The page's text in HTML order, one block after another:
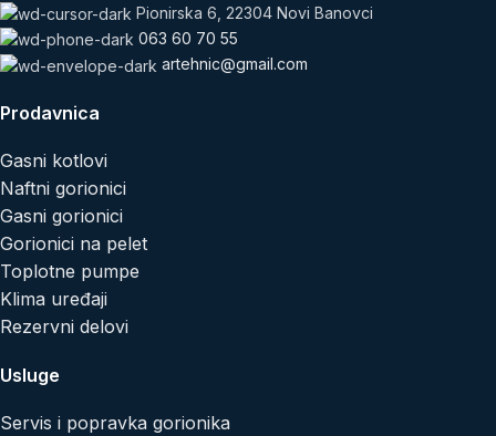
Pionirska 6, 22304 Novi Banovci
063 60 70 55
artehnic@gmail.com
Prodavnica
Gasni kotlovi
Naftni gorionici
Gasni gorionici
Gorionici na pelet
Toplotne pumpe
Klima uređaji
Rezervni delovi
Usluge
Servis i popravka gorionika